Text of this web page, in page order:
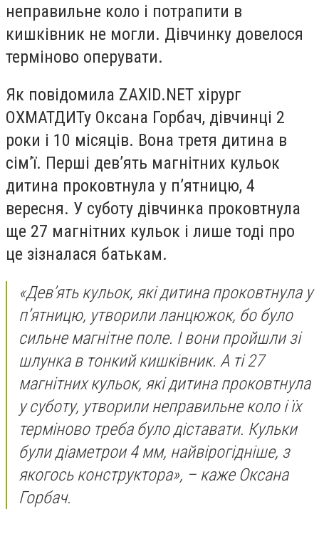
неправильне коло і потрапити в
кишківник не могли. Дівчинку довелося
терміново оперувати.
Як повідомила ZAXID.NET хірург
ОХМАТДИТу Оксана Горбач, дівчинці 2
роки і 10 місяців. Вона третя дитина в
сім’ї. Перші дев’ять магнітних кульок
дитина проковтнула у п’ятницю, 4
вересня. У суботу дівчинка проковтнула
ще 27 магнітних кульок і лише тоді про
це зізналася батькам.
«Дев’ять кульок, які дитина проковтнула у
п’ятницю, утворили ланцюжок, бо було
сильне магнітне поле. І вони пройшли зі
шлунка в тонкий кишківник. А ті 27
магнітних кульок, які дитина проковтнула
у суботу, утворили неправильне коло і їх
терміново треба було діставати. Кульки
були діаметрои 4 мм, найвірогідніше, з
якогось конструктора», – каже Оксана
Горбач.